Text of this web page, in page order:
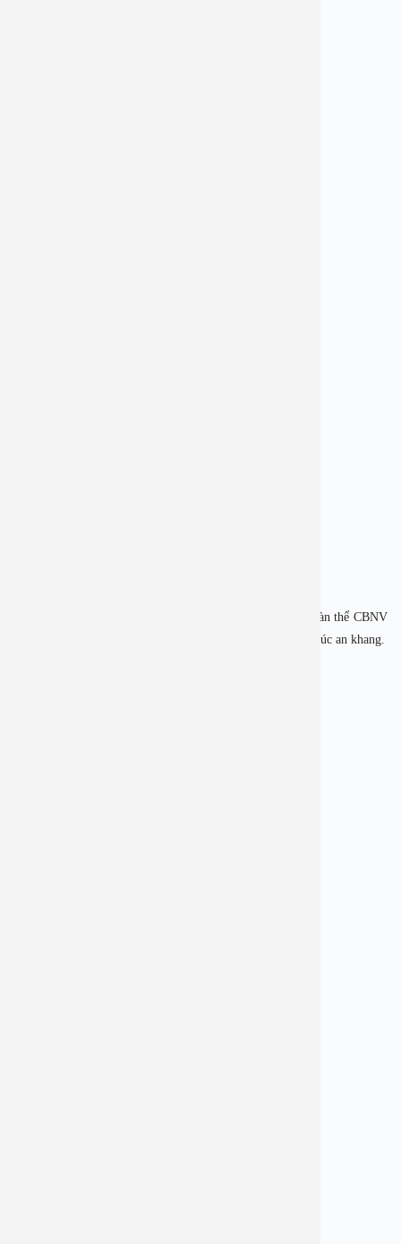
Ban lãnh đạo bệnh viện có những lì xì đầu năm mới cho toàn thể CBNV
bệnh viện, thay cho lời chúc một năm mới sức khỏe hạnh phúc an khang.